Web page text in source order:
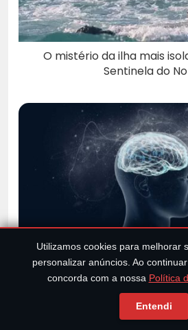
O mistério da ilha mais
Sentinela do
A cura de seu corpo está em
Utilizamos cookies para melhorar
personalizar anúncios. Ao
concorda com a nossa Política
Entendi